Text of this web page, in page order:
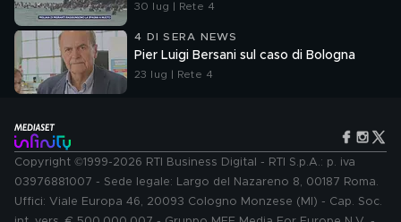
30 lug | Rete 4
4 DI SERA NEWS
Pier Luigi Bersani sul caso di Bologna
23 lug | Rete 4
Copyright ©1999-2026 RTI Business Digital - RTI S.p.A.: p. iva
03976881007 - Sede legale: Largo del Nazareno 8, 00187 Roma.
Uffici: Viale Europa 46, 20093 Cologno Monzese (MI) - Cap. Soc.